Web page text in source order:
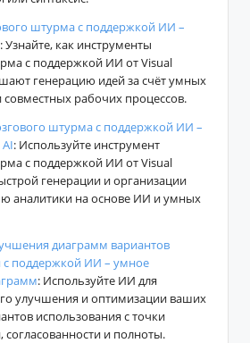
штурма с поддержкой ИИ –
: Узнайте, как инструменты
с поддержкой ИИ от Visual
генерацию идей за счёт умных
рабочих процессов.
штурма с поддержкой ИИ –
: Используйте инструмент
с поддержкой ИИ от Visual
генерации и организации
аналитики на основе ИИ и умных
диаграмм вариантов
с поддержкой ИИ – умное
: Используйте ИИ для
улучшения и оптимизации ваших
использования с точки
согласованности и полноты.